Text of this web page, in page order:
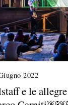
2022
L
e le